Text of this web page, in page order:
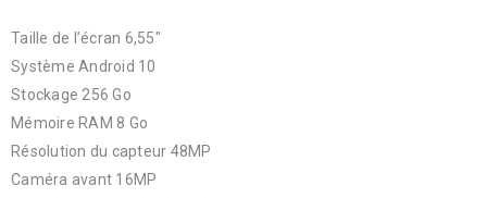
Taille de l’écran 6,55″
Système Android 10
Stockage 256 Go
Mémoire RAM 8 Go
Résolution du capteur 48MP
Caméra avant 16MP